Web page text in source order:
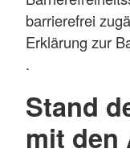
barrierefrei
Erklärung zur
.
Stand
mit den